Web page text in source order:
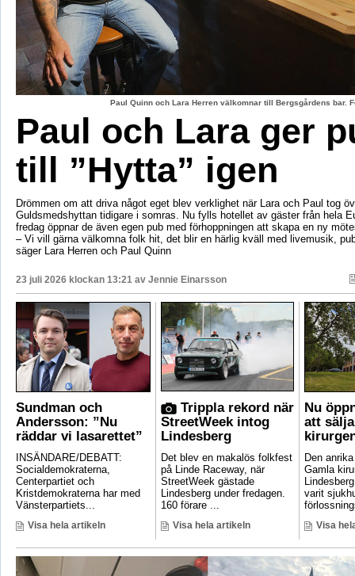
Paul Quinn och Lara Herren välkomnar till Bergsgårdens bar.
Paul och Lara ger
till ”Hytta” igen
Drömmen om att driva något eget blev verklighet när Lara och Paul tog
Guldsmedshyttan tidigare i somras. Nu fylls hotellet av gäster från hela
fredag öppnar de även egen pub med förhoppningen att skapa en ny
– Vi vill gärna välkomna folk hit, det blir en härlig kväll med livemusik,
säger Lara Herren och Paul Quinn
23 juli 2026 klockan 13:21 av Jennie Einarsson
Sundman och
Andersson: ”Nu
räddar vi lasarettet”
INSÄNDARE/DEBATT:
Socialdemokraterna,
Centerpartiet och
Kristdemokraterna har med
Vänsterpartiets...
Visa hela artikeln
Trippla rekord när
StreetWeek intog
Lindesberg
Det blev en makalös folkfest
på Linde Raceway, när
StreetWeek gästade
Lindesberg under fredagen.
160 förare ...
Visa hela artikeln
Nu
att
Den
Gamla
varit
Visa